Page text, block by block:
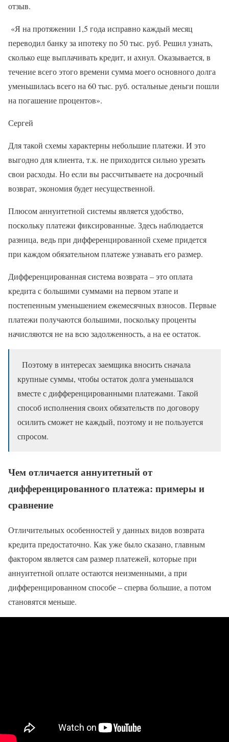
отзыв.
«Я на протяжении 1,5 года исправно каждый месяц
переводил банку за ипотеку по 50 тыс. руб. Решил узнать,
сколько еще выплачивать кредит, и ахнул. Оказывается, в
течение всего этого времени сумма моего основного долга
уменьшилась всего на 60 тыс. руб. остальные деньги пошли
на погашение процентов».
Сергей
Для такой схемы характерны небольшие платежи. И это
выгодно для клиента, т.к. не приходится сильно урезать
свои расходы. Но если вы рассчитываете на досрочный
возврат, экономия будет несущественной.
Плюсом аннуитетной системы является удобство,
поскольку платежи фиксированные. Здесь наблюдается
разница, ведь при дифференцированной схеме придется
при каждом обязательном платеже узнавать его размер.
Дифференцированная система возврата – это оплата
кредита с большими суммами на первом этапе и
постепенным уменьшением ежемесячных взносов. Первые
платежи получаются большими, поскольку проценты
начисляются не на всю задолженность, а на ее остаток.
Поэтому в интересах заемщика вносить сначала
крупные суммы, чтобы остаток долга уменьшался
вместе с дифференцированными платежами. Такой
способ исполнения своих обязательств по договору
осилить сможет не каждый, поэтому и не пользуется
спросом.
Чем отличается аннуитетный от
дифференцированного платежа: примеры и
сравнение
Отличительных особенностей у данных видов возврата
кредита предостаточно. Как уже было сказано, главным
фактором является сам размер платежей, которые при
аннуитетной оплате остаются неизменными, а при
дифференцированном способе – сперва большие, а потом
становятся меньше.